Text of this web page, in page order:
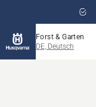
Forst & Garten
DE, Deutsch